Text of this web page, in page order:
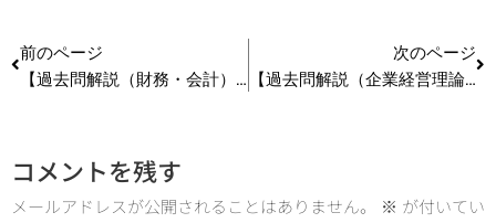
前のページ
【過去問解説（財務・会計）】R5(再試) 第12問 運転資金管理 #中小企業診断士試験
次のページ
【過去問解説（企業経営理論）】R6 第29問 ソサイエタル・マーケティング #中小企業診断士試験
コメントを残す
メールアドレスが公開されることはありません。 ※ が付いてい